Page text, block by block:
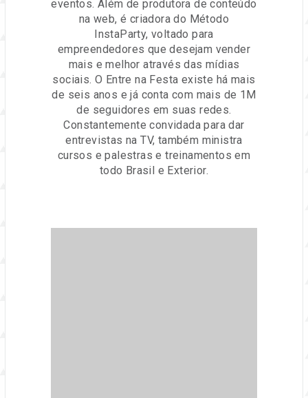
eventos. Além de produtora de conteúdo
na web, é criadora do Método
InstaParty, voltado para
empreendedores que desejam vender
mais e melhor através das mídias
sociais. O Entre na Festa existe há mais
de seis anos e já conta com mais de 1M
de seguidores em suas redes.
Constantemente convidada para dar
entrevistas na TV, também ministra
cursos e palestras e treinamentos em
todo Brasil e Exterior.